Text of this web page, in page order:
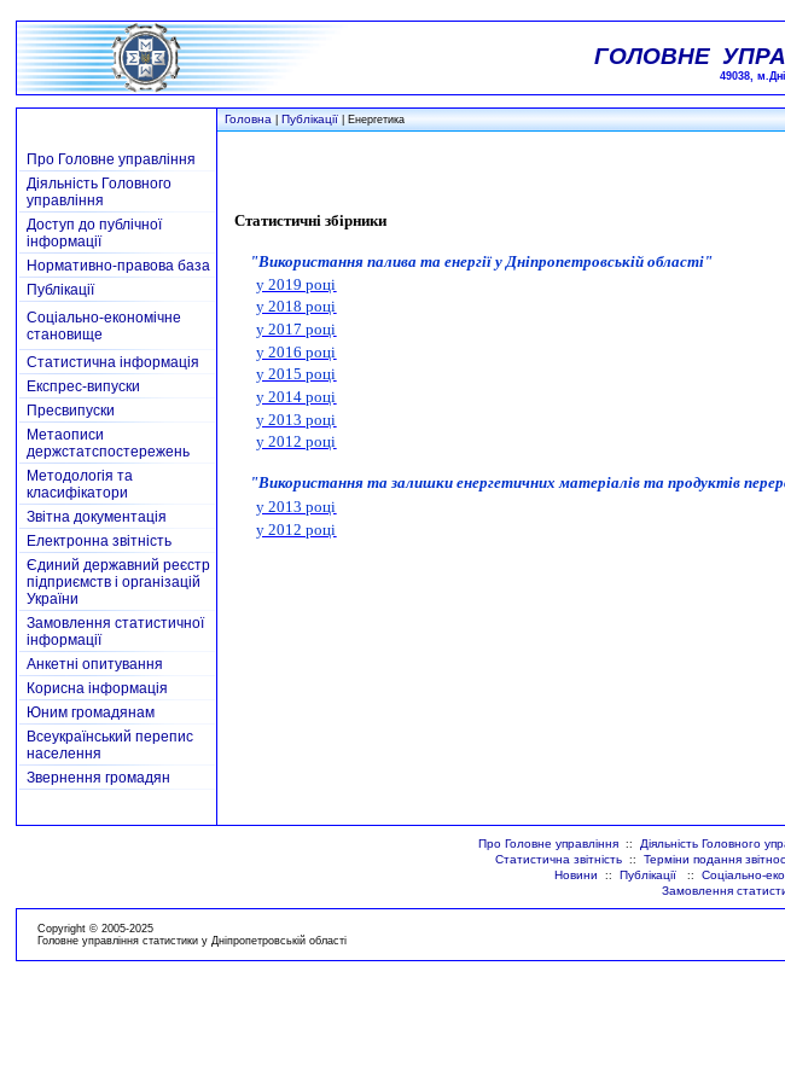
ГОЛОВНЕ
49038,
Головна Публікації | Енергетика
Про Головне управління
Діяльність Головного
управління
Доступ до публічної
інформації
Нормативно-правова база
Публікації
Соціально-економічне
становище
Статистична інформація
Експрес-випуски
Пресвипуски
Метаописи
держстатспостережень
Методологія та
класифікатори
Звітна документація
Електронна звітність
Єдиний державний реєстр
підприємств і організацій
України
Замовлення статистичної
інформації
Анкетні опитування
Корисна інформація
Юним громадянам
Всеукраїнський перепис
населення
Звернення громадян
Статистичні збірники
"Використання палива та енергії у Дніпропетровській області"
у 2019 році
у 2018 році
у 2017 році
у 2016 році
у 2015 році
у 2014 році
у 2013 році
у 2012 році
"Використання та залишки енергетичних матеріалів та продуктів
у 2013 році
у 2012 році
Про Головне управління:: Діяльність Головного
Статистична звітність:: Терміни подання
Новини :: Публікації :: Соціально-
Замовлення
Copyright © 2005-2025
Головне управління статистики у Дніпропетровській області